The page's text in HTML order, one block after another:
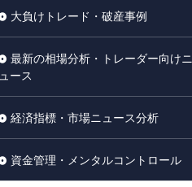
大負けトレード・破産事例
最新の相場分析・トレーダー向けニ
ュース
経済指標・市場ニュース分析
資金管理・メンタルコントロール